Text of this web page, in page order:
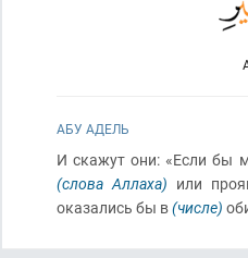
АБУ АДЕЛЬ
И скажут они: «Если бы
(слова Аллаха) или
оказались бы в(числе)